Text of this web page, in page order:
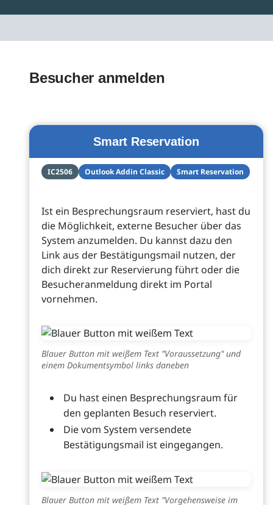
Besucher anmelden
Smart Reservation
IC2506 Outlook Addin Classic Smart Reservation
Ist ein Besprechungsraum reserviert, hast du
die Möglichkeit, externe Besucher über das
System anzumelden. Du kannst dazu den
Link aus der Bestätigungsmail nutzen, der
dich direkt zur Reservierung führt oder die
Besucheranmeldung direkt im Portal
vornehmen.
Blauer Button mit weißem Text "Voraussetzung" und
einem Dokumentsymbol links daneben
Du hast einen Besprechungsraum für
den geplanten Besuch reserviert.
Die vom System versendete
Bestätigungsmail ist eingegangen.
Blauer Button mit weißem Text "Vorgehensweise im